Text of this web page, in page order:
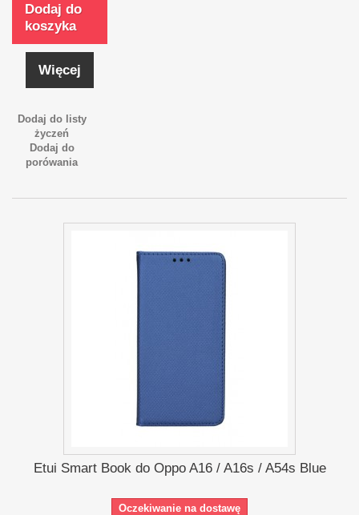
Dodaj do
koszyka
Więcej
Dodaj do listy
życzeń
Dodaj do
porówania
Etui Smart Book do Oppo A16 / A16s / A54s Blue
Oczekiwanie na dostawę